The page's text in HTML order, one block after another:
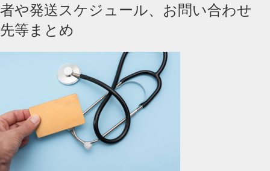
者や発送スケジュール、お問い合わせ
先等まとめ